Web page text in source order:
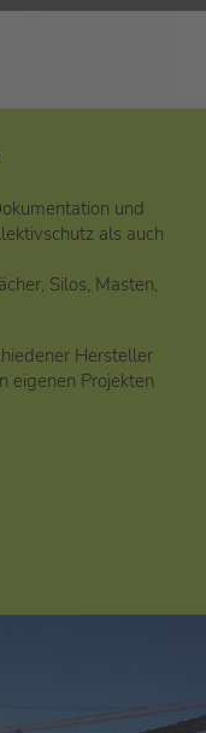
und
als auch
Silos, Masten,
Hersteller
eigenen Projek­ten